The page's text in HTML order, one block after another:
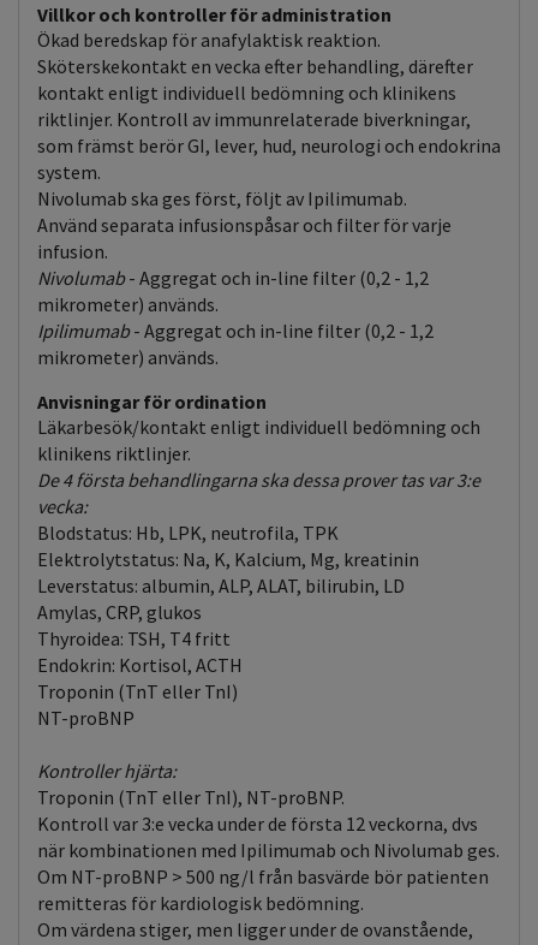
Villkor och kontroller för administration
Ökad beredskap för anafylaktisk reaktion.
Sköterskekontakt en vecka efter behandling, därefter
kontakt enligt individuell bedömning och klinikens
riktlinjer. Kontroll av immunrelaterade biverkningar,
som främst berör GI, lever, hud, neurologi och endokrina
system.
Nivolumab ska ges först, följt av Ipilimumab.
Använd separata infusionspåsar och filter för varje
infusion.
Nivolumab- Aggregat och in-line filter (0,2 - 1,2
mikrometer) används.
Ipilimumab- Aggregat och in-line filter (0,2 - 1,2
mikrometer) används.
Anvisningar för ordination
Läkarbesök/kontakt enligt individuell bedömning och
klinikens riktlinjer.
De 4 första behandlingarna ska dessa prover tas var 3:e
vecka:
Blodstatus: Hb, LPK, neutrofila, TPK
Elektrolytstatus: Na, K, Kalcium, Mg, kreatinin
Leverstatus: albumin, ALP, ALAT, bilirubin, LD
Amylas, CRP, glukos
Thyroidea: TSH, T4 fritt
Endokrin: Kortisol, ACTH
Troponin (TnT eller TnI)
NT-proBNP
Kontroller hjärta:
Troponin (TnT eller TnI), NT-proBNP.
Kontroll var 3:e vecka under de första 12 veckorna, dvs
när kombinationen med Ipilimumab och Nivolumab ges.
Om NT-proBNP > 500 ng/l från basvärde bör patienten
remitteras för kardiologisk bedömning.
Om värdena stiger, men ligger under de ovanstående,